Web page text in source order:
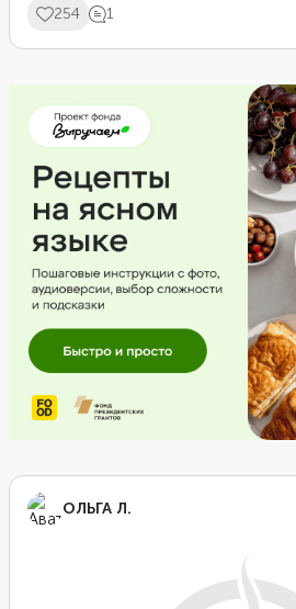
254 1
ОЛЬГА Л.